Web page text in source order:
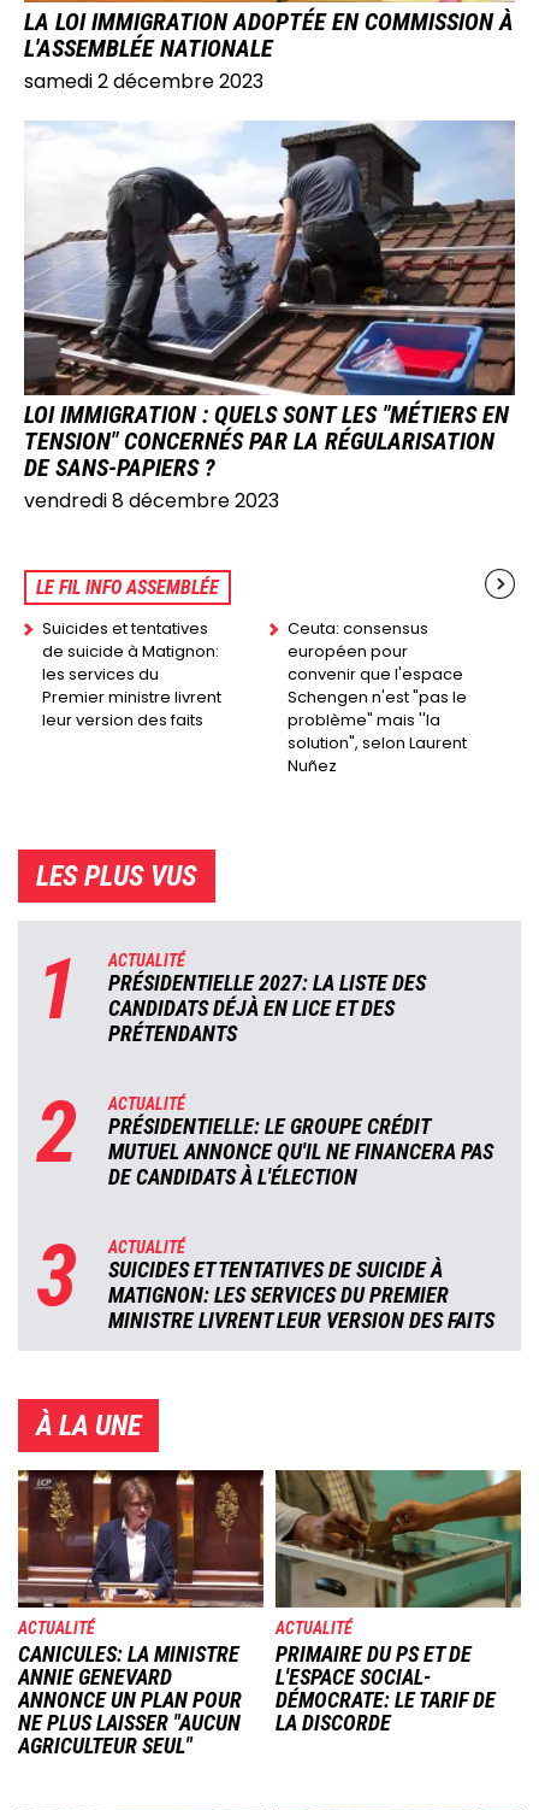
LA LOI IMMIGRATION ADOPTÉE EN COMMISSION À
L'ASSEMBLÉE NATIONALE
samedi 2 décembre 2023
IMAGE
LOI IMMIGRATION : QUELS SONT LES "MÉTIERS EN
TENSION" CONCERNÉS PAR LA RÉGULARISATION
DE SANS-PAPIERS ?
vendredi 8 décembre 2023
LE FIL INFO ASSEMBLÉE
Suicides et tentatives
de suicide à Matignon:
les services du
Premier ministre livrent
leur version des faits
Ceuta: consensus
européen pour
convenir que l'espace
Schengen n'est "pas le
problème" mais ''la
solution", selon Laurent
Nuñez
LES PLUS VUS
1 ACTUALITÉ
PRÉSIDENTIELLE 2027: LA LISTE DES
CANDIDATS DÉJÀ EN LICE ET DES
PRÉTENDANTS
2 ACTUALITÉ
PRÉSIDENTIELLE: LE GROUPE CRÉDIT
MUTUEL ANNONCE QU'IL NE FINANCERA PAS
DE CANDIDATS À L'ÉLECTION
3 ACTUALITÉ
SUICIDES ET TENTATIVES DE SUICIDE À
MATIGNON: LES SERVICES DU PREMIER
MINISTRE LIVRENT LEUR VERSION DES FAITS
À LA UNE
Image
ACTUALITÉ
CANICULES: LA MINISTRE
ANNIE GENEVARD
ANNONCE UN PLAN POUR
NE PLUS LAISSER "AUCUN
AGRICULTEUR SEUL"
Image
ACTUALITÉ
PRIMAIRE DU PS ET DE
L'ESPACE SOCIAL-
DÉMOCRATE: LE TARIF DE
LA DISCORDE